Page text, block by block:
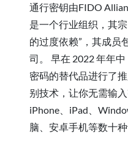
通行密钥由FIDO
是一个行业组织，其
的过度依赖”，其成员
司。 早在 2022 年年
密码的替代品进行了
别技术，让你无需输
iPhone、iPad、
脑、安卓手机等数十种